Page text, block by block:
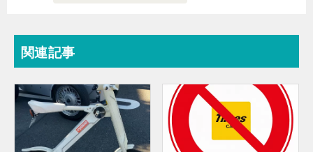
関連記事